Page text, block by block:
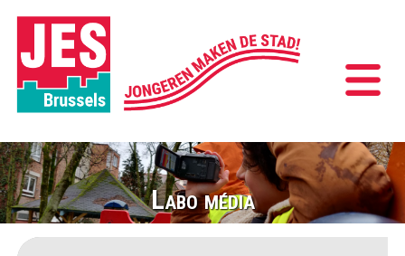
Labo média